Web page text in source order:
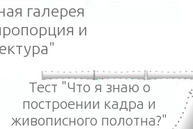
галерея
и
Тест "Что я знаю о
построении кадра и
живописного полотна?"